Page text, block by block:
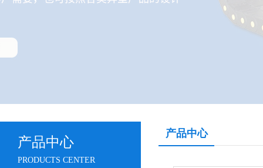
产品中心
PRODUCTS CENTER
产品中心